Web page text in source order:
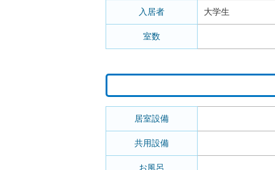
入居者 大学生
室数
居室設備
共用設備
お風呂